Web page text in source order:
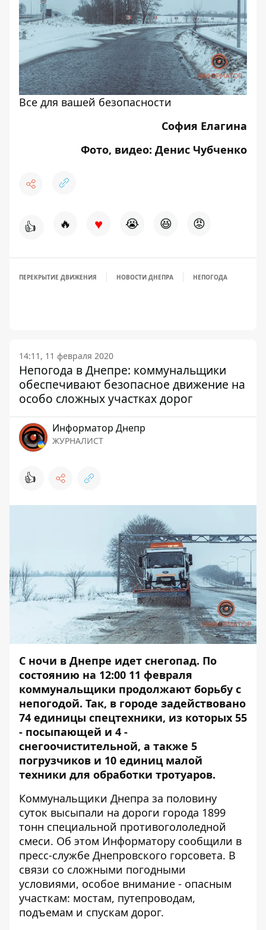
Все для вашей безопасности
София Елагина
Фото, видео: Денис Чубченко
👍 🔥 ♥ 😭 😆 😡
ПЕРЕКРЫТИЕ ДВИЖЕНИЯ НОВОСТИ ДНЕПРА НЕПОГОДА
14:11, 11 февраля 2020
Непогода в Днепре: коммунальщики
обеспечивают безопасное движение на
особо сложных участках дорог
Информатор Днепр
ЖУРНАЛИСТ
👍
С ночи в Днепре идет снегопад. По
состоянию на 12:00 11 февраля
коммунальщики продолжают борьбу с
непогодой. Так, в городе задействовано
74 единицы спецтехники, из которых 55
- посыпающей и 4 -
снегоочистительной, а также 5
погрузчиков и 10 единиц малой
техники для обработки тротуаров.
Коммунальщики Днепра за половину
суток высыпали на дороги города 1899
тонн специальной противогололедной
смеси. Об этом Информатору сообщили в
пресс-службе Днепровского горсовета. В
связи со сложными погодными
условиями, особое внимание - опасным
участкам: мостам, путепроводам,
подъемам и спускам дорог.